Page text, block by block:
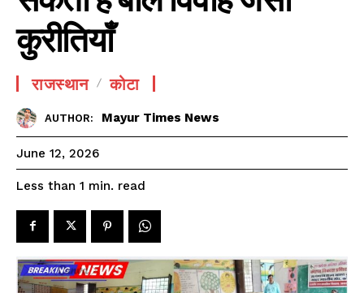
कुरीतियाँ
राजस्थान कोटा
AUTHOR: Mayur Times News
June 12, 2026
Less than 1 min. read